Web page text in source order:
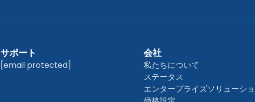
サポート
[email protected]
会社
私たちについて
ステータス
エンタープライズソリューシ